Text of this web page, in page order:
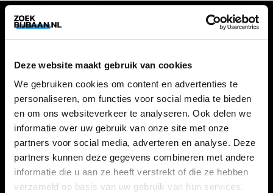
Deze website maakt gebruik van cookies
We gebruiken cookies om content en advertenties te
personaliseren, om functies voor social media te bieden
en om ons websiteverkeer te analyseren. Ook delen we
informatie over uw gebruik van onze site met onze
partners voor social media, adverteren en analyse. Deze
partners kunnen deze gegevens combineren met andere
informatie die u aan ze heeft verstrekt of die ze hebben
verzameld op basis van uw gebruik van hun services.
ZOEKBIJBAAN
FAQ
Kennis maken met MELON
VACATURES
Alle vacatures